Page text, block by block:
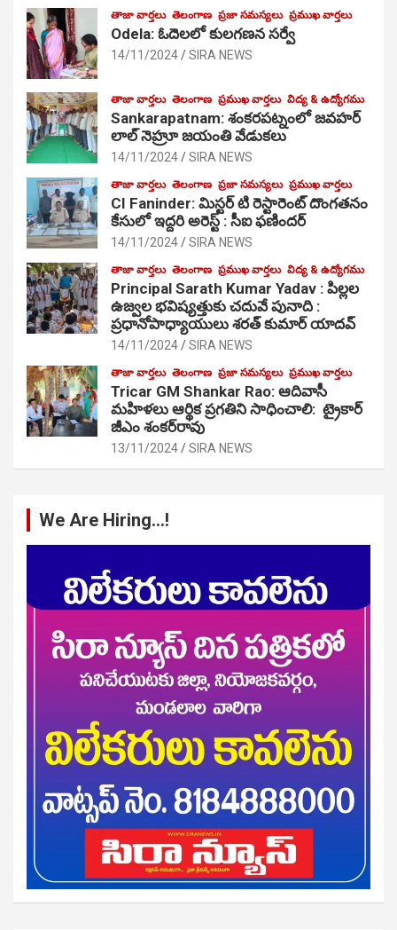
తాజా వార్తలు తెలంగాణ ప్రజా సమస్యలు ప్రముఖ వార్తలు
Odela: ఓదెలలో కులగణన సర్వే
14/11/2024 SIRA NEWS
తాజా వార్తలు తెలంగాణ ప్రముఖ వార్తలు విద్య & ఉద్యోగము
Sankarapatnam: శంకరపట్నంలో జవహర్
లాల్ నెహ్రూ జయంతి వేడుకలు
14/11/2024 SIRA NEWS
తాజా వార్తలు తెలంగాణ ప్రజా సమస్యలు ప్రముఖ వార్తలు
CI Faninder: మిస్టర్ టి రెస్టారెంట్ దొంగతనం
కేసులో ఇద్దరి అరెస్ట్ : సీఐ ఫణిందర్
14/11/2024 SIRA NEWS
తాజా వార్తలు తెలంగాణ ప్రముఖ వార్తలు విద్య & ఉద్యోగము
Principal Sarath Kumar Yadav : పిల్లల
ఉజ్వల భవిష్యత్తుకు చదువే పునాది :
ప్రధానోపాధ్యాయులు శరత్ కుమార్ యాదవ్
14/11/2024 SIRA NEWS
తాజా వార్తలు తెలంగాణ ప్రజా సమస్యలు ప్రముఖ వార్తలు
Tricar GM Shankar Rao: ఆదివాసీ
మహిళలు ఆర్థిక ప్రగతిని సాధించాలి: ట్రైకార్
జీఎం శంకర్‌రావు
13/11/2024 SIRA NEWS
We Are Hiring…!